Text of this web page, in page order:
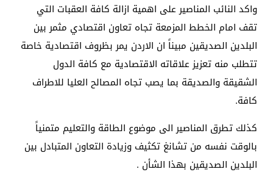
واكد النائب المناصير على اهمية ازالة كافة العقبات التي
تقف امام الخطط المزمعة تجاه تعاون اقتصادي مثمر بين
البلدين الصديقين مبيناً ان الاردن يمر بظروف اقتصادية خاصة
تتطلب منه تعزيز علاقاته الاقتصادية مع كافة الدول
الشقيقة والصديقة بما يصب تجاه المصالح العليا للاطراف
كافة.
كذلك تطرق المناصير الى موضوع الطاقة والتعليم متمنياً
بالوقت نفسه من تشانغ تكثيف وزيادة التعاون المتبادل بين
البلدين الصديقين بهذا الشأن .